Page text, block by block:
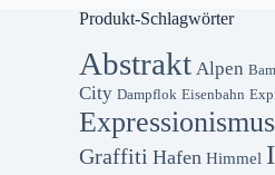
Produkt-Schlagwörter
Abstrakt Alpen
City Dampflok Eisenbahn
Expressionismus
Graffiti Hafen Himmel